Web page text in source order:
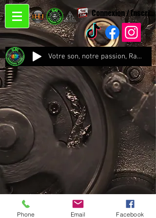
Connexion /
Votre son, notre passion, Radio CJC Recording Studio , là où chaque note prend vie !
Phone Email Facebook